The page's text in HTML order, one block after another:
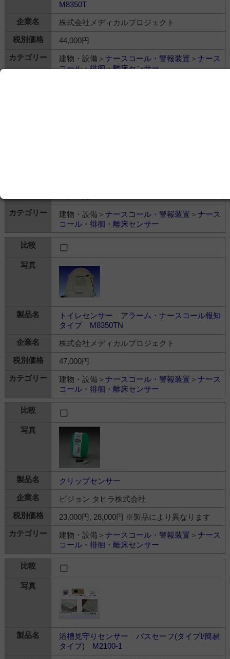
M8350T
株式会社メディカルプロジェクト
44,000円
建物・設備＞ ナースコール・警報装置 ＞ ナース
コール・徘徊・離床センサー
建物・設備＞ ナースコール・警報装置 ＞ ナース
コール・徘徊・離床センサー
トイレセンサー アラーム・ナースコール報知
タイプ M8350TN
株式会社メディカルプロジェクト
47,000円
建物・設備＞ ナースコール・警報装置 ＞ ナース
コール・徘徊・離床センサー
クリップセンサー
ピジョン タヒラ株式会社
23,000円, 28,000円 ※製品により異なります
建物・設備＞ ナースコール・警報装置 ＞ ナース
コール・徘徊・離床センサー
浴槽見守りセンサー バスセーフ(タイプI/簡易
タイプ) M2100-1